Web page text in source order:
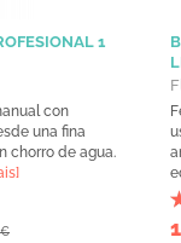
1
con
una fina
chorro de agua.
€